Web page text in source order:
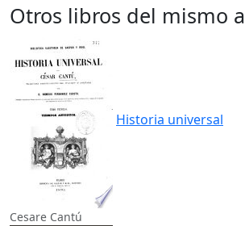
Otros libros del mismo
Historia universal
Cesare Cantú